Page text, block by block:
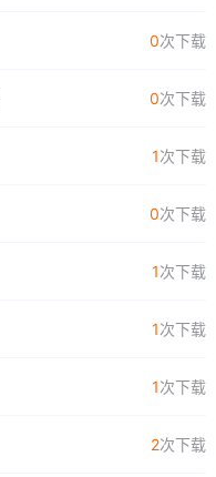
0次下载
0次下载
1次下载
0次下载
1次下载
1次下载
1次下载
2次下载